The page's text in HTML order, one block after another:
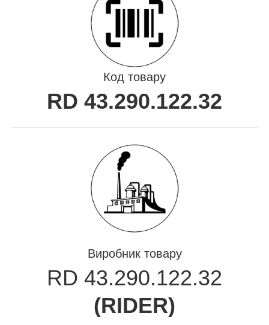
Код товару
RD 43.290.122.32
Виробник товару
RD 43.290.122.32
(RIDER)